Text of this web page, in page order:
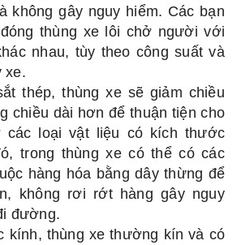
không gây nguy hiểm. Các bạn
thùng xe lôi chở người với
nhau, tùy theo công suất và
xe.
thép, thùng xe sẽ giảm chiều
chiều dài hơn để thuận tiện cho
các loại vật liệu có kích thước
trong thùng xe có thể có các
hàng hóa bằng dây thừng để
không rơi rớt hàng gây nguy
đường.
kính, thùng xe thường kín và có